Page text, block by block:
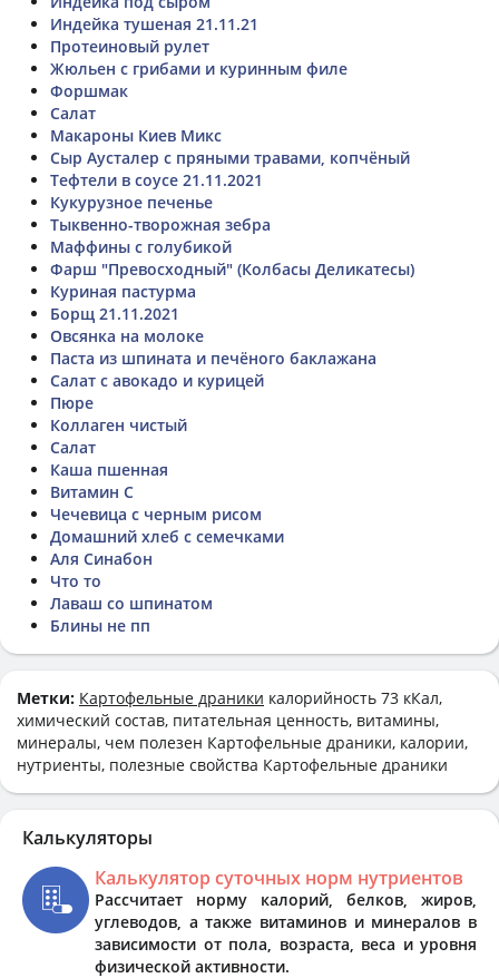
Индейка тушеная 21.11.21
Протеиновый рулет
Жюльен с грибами и куринным филе
Форшмак
Салат
Макароны Киев Микс
Сыр Аусталер с пряными травами, копчёный
Тефтели в соусе 21.11.2021
Кукурузное печенье
Тыквенно-творожная зебра
Маффины с голубикой
Фарш "Превосходный" (Колбасы Деликатесы)
Куриная пастурма
Борщ 21.11.2021
Овсянка на молоке
Паста из шпината и печёного баклажана
Салат с авокадо и курицей
Пюре
Коллаген чистый
Салат
Каша пшенная
Витамин C
Чечевица с черным рисом
Домашний хлеб с семечками
Аля Синабон
Что то
Лаваш со шпинатом
Блины не пп
Метки: Картофельные драники калорийность 73 кКал,
химический состав, питательная ценность, витамины,
минералы, чем полезен Картофельные драники, калории,
нутриенты, полезные свойства Картофельные драники
Калькуляторы
Калькулятор суточных норм нутриентов
Рассчитает норму калорий, белков, жиров,
углеводов, а также витаминов и минералов в
зависимости от пола, возраста, веса и уровня
физической активности.